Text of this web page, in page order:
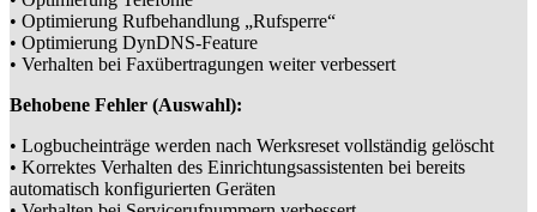
• Optimierung Rufbehandlung „Rufsperre“
• Optimierung DynDNS-Feature
• Verhalten bei Faxübertragungen weiter verbessert
Behobene Fehler (Auswahl):
• Logbucheinträge werden nach Werksreset vollständig gelöscht
• Korrektes Verhalten des Einrichtungsassistenten bei bereits
automatisch konfigurierten Geräten